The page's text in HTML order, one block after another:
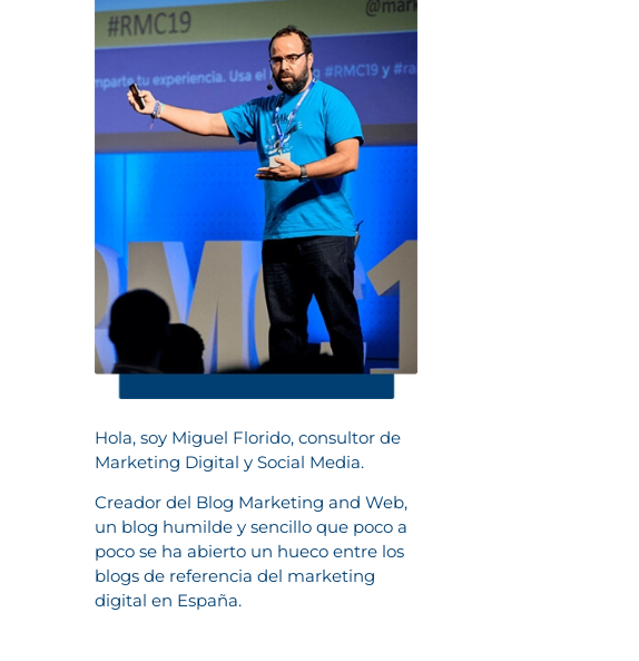
Hola, soy Miguel Florido, consultor de
Marketing Digital y Social Media.
Creador del Blog Marketing and Web,
un blog humilde y sencillo que poco a
poco se ha abierto un hueco entre los
blogs de referencia del marketing
digital en España.